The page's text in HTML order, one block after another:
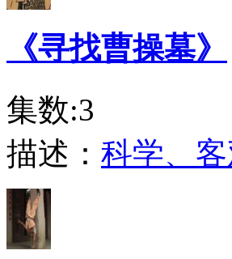
《寻找曹操墓》
集数:3
描述： 科学、